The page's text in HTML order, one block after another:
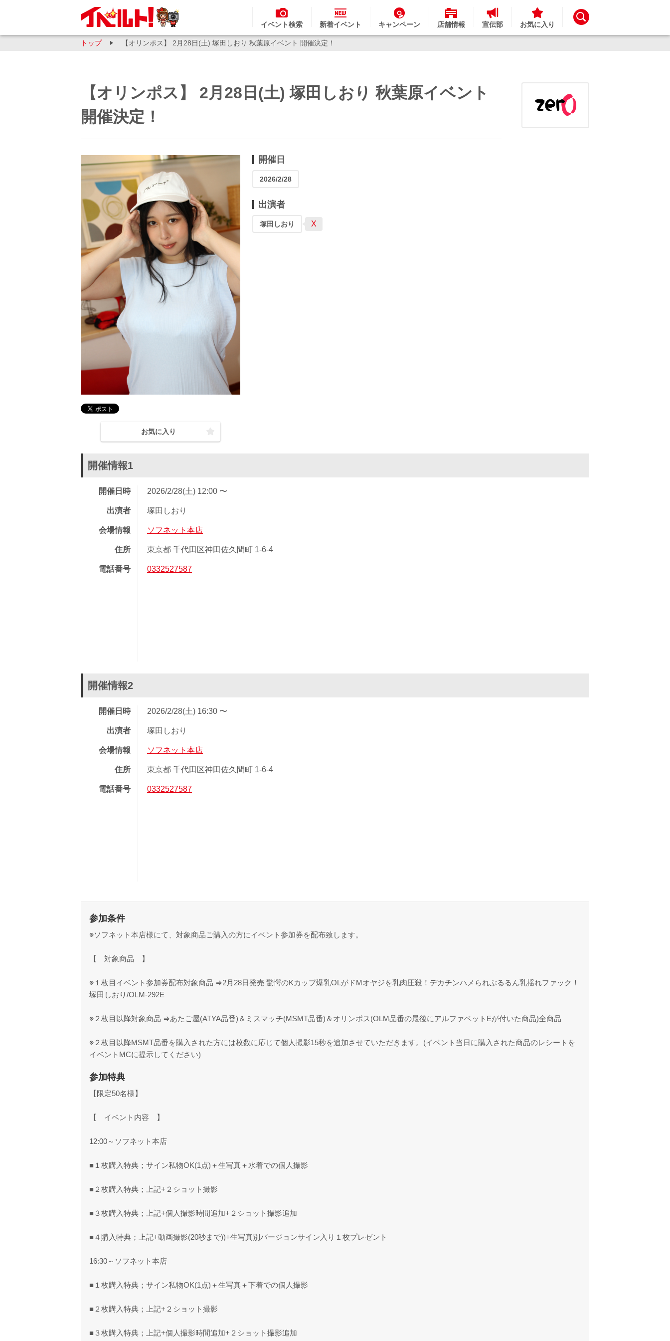
イベント検索 新着イベント キャンペーン 店舗情報 宣伝部 お気に入り
トップ 【オリンポス】 2月28日(土) 塚田しおり 秋葉原イベント 開催決定！
【オリンポス】 2月28日(土) 塚田しおり 秋葉原イベント
開催決定！
お気に入り
開催日
2026/2/28
出演者
塚田しおり X
開催情報1
開催日時 2026/2/28(土) 12:00 〜
出演者 塚田しおり
会場情報 ソフネット本店
住所 東京都 千代田区神田佐久間町 1-6-4
電話番号 0332527587
開催情報2
開催日時 2026/2/28(土) 16:30 〜
出演者 塚田しおり
会場情報 ソフネット本店
住所 東京都 千代田区神田佐久間町 1-6-4
電話番号 0332527587
参加条件
※ソフネット本店様にて、対象商品ご購入の方にイベント参加券を配布致します。
【 対象商品 】
※１枚目イベント参加券配布対象商品 ⇒2月28日発売 驚愕のKカップ爆乳OLがドMオヤジを乳肉圧殺！デカチンハメられぶるるん乳揺れファック！
塚田しおり/OLM-292E
※２枚目以降対象商品 ⇒あたご屋(ATYA品番)＆ミスマッチ(MSMT品番)＆オリンポス(OLM品番の最後にアルファベットEが付いた商品)全商品
※２枚目以降MSMT品番を購入された方には枚数に応じて個人撮影15秒を追加させていただきます。(イベント当日に購入された商品のレシートを
イベントMCに提示してください)
参加特典
【限定50名様】
【 イベント内容 】
12:00～ソフネット本店
■１枚購入特典；サイン私物OK(1点)＋生写真＋水着での個人撮影
■２枚購入特典；上記+２ショット撮影
■３枚購入特典；上記+個人撮影時間追加+２ショット撮影追加
■４購入特典；上記+動画撮影(20秒まで))+生写真別バージョンサイン入り１枚プレゼント
16:30～ソフネット本店
■１枚購入特典；サイン私物OK(1点)＋生写真＋下着での個人撮影
■２枚購入特典；上記+２ショット撮影
■３枚購入特典；上記+個人撮影時間追加+２ショット撮影追加